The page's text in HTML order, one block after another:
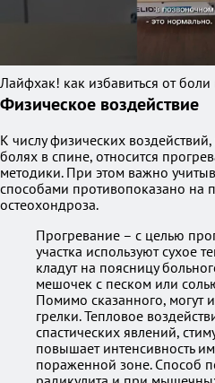
Лайфхак! как избавиться от
Физическое воздействие
К числу физических
болях в спине, относится
методики. При этом важно
способами противопоказано на
остеохондроза.
Прогревание – с целью
участка используют сухое
кладут на поясницу
мешочек с песком или
Помимо сказанного, могут
грелки. Тепловое
спастических явлений,
повышает интенсивность
пораженной зоне. Способ